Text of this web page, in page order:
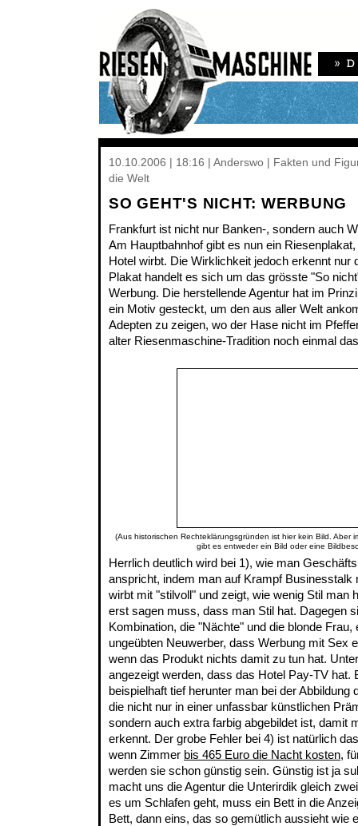
10.10.2006 | 18:16 | Anderswo | Fakten und
die Welt
SO GEHT'S NICHT: WERBUNG
Frankfurt ist nicht nur Banken-, sondern auch
Am Hauptbahnhof gibt es nun ein
Hotel wirbt. Die Wirklichkeit jedoch erkennt nur
Plakat handelt es sich um das grösste "So
Werbung. Die herstellende Agentur hat im
ein Motiv gesteckt, um den aus aller Welt
Adepten zu zeigen, wo der Hase nicht im
alter Riesenmaschine-Tradition noch einmal
(Aus historischen Rechteklärungsgründen ist hier kein Bild. Aber
gibt es entweder ein Bild oder eine
Herrlich deutlich wird bei 1), wie man
anspricht, indem man auf Krampf Businesstalk
wirbt mit "stilvoll" und zeigt, wie wenig Stil man
erst sagen muss, dass man Stil hat. Dagegen
Kombination, die "Nächte" und die blonde Frau,
ungeübten Neuwerber, dass Werbung mit Sex
wenn das Produkt nichts damit zu tun hat.
angezeigt werden, dass das Hotel Pay-TV hat.
beispielhaft tief herunter man bei der Abbildung
die nicht nur in einer unfassbar künstlichen
sondern auch extra farbig abgebildet ist, damit
erkennt. Der grobe Fehler bei 4) ist natürlich
wenn Zimmer bis 465 Euro die Nacht kosten,
werden sie schon günstig sein. Günstig ist ja
macht uns die Agentur die Unterirdik gleich
es um Schlafen geht, muss ein Bett in die
Bett, dann eins, das so gemütlich aussieht wie